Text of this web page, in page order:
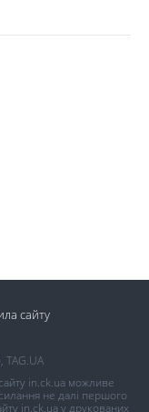
сайту
TAG.UA
in.ck.ua можливе
не далі першого
in.ck.ua у друкованих